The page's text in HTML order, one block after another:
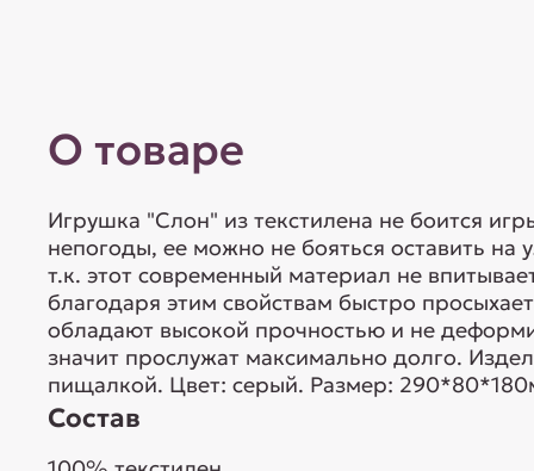
О товаре
Игрушка "Слон" из текстилена не боится
непогоды, ее можно не бояться оставить на
т.к. этот современный материал не
благодаря этим свойствам быстро
обладают высокой прочностью и не
значит прослужат максимально долго.
пищалкой. Цвет: серый. Размер:
Состав